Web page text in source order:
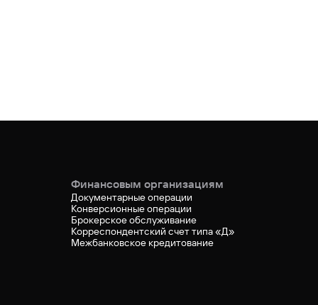
Финансовым организациям
Документарные операции
Конверсионные операции
Брокерское обслуживание
Корреспондентский счет типа «Д»
Межбанковское кредитование